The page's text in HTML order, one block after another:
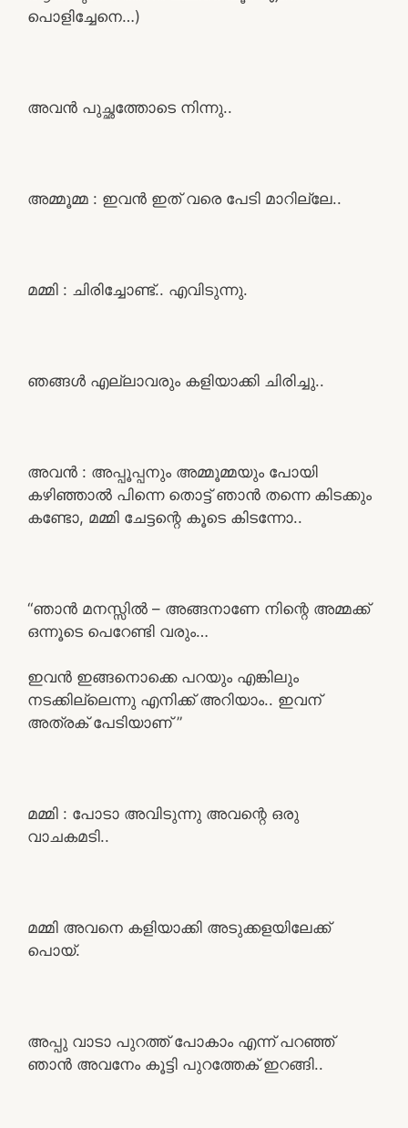
പൊളിച്ചേനെ…)
അവൻ പുച്ഛത്തോടെ നിന്നു..
അമ്മൂമ്മ : ഇവൻ ഇത് വരെ പേടി മാറില്ലേ..
മമ്മി : ചിരിച്ചോണ്ട്.. എവിടുന്നു.
ഞങ്ങൾ എല്ലാവരും കളിയാക്കി ചിരിച്ചു..
അവൻ : അപ്പൂപ്പനും അമ്മൂമ്മയും പോയി
കഴിഞ്ഞാൽ പിന്നെ തൊട്ട് ഞാൻ തന്നെ കിടക്കും
കണ്ടോ, മമ്മി ചേട്ടന്റെ കൂടെ കിടന്നോ..
“ഞാൻ മനസ്സിൽ – അങ്ങനാണേ നിന്റെ അമ്മക്ക്
ഒന്നൂടെ പെറേണ്ടി വരും…
ഇവൻ ഇങ്ങനൊക്കെ പറയും എങ്കിലും
നടക്കില്ലെന്നു എനിക്ക് അറിയാം.. ഇവന്
അത്രക് പേടിയാണ് ”
മമ്മി : പോടാ അവിടുന്നു അവന്റെ ഒരു
വാചകമടി..
മമ്മി അവനെ കളിയാക്കി അടുക്കളയിലേക്ക്
പൊയ്.
അപ്പു വാടാ പുറത്ത് പോകാം എന്ന് പറഞ്ഞ്
ഞാൻ അവനേം കൂട്ടി പുറത്തേക് ഇറങ്ങി..